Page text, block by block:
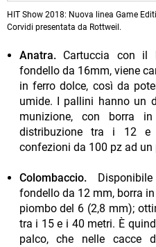
HIT Show 2018: Nuova linea Game
Corvidi presentata da Rottweil.
Anatra.Cartuccia con il
fondello da 16mm, viene
in ferro dolce, così da
umide. I pallini hanno un
munizione, con borra
distribuzione tra i 12 e
confezioni da 100 pz ad un
Colombaccio.
fondello da 12 mm, borra
piombo del 6 (2,8 mm);
tra i 15 e i 40 metri. È
palco, che nelle cacce